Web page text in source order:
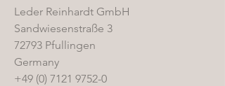
Leder Reinhardt GmbH
Sandwiesenstraße 3
72793 Pfullingen
Germany
+49 (0) 7121 9752-0